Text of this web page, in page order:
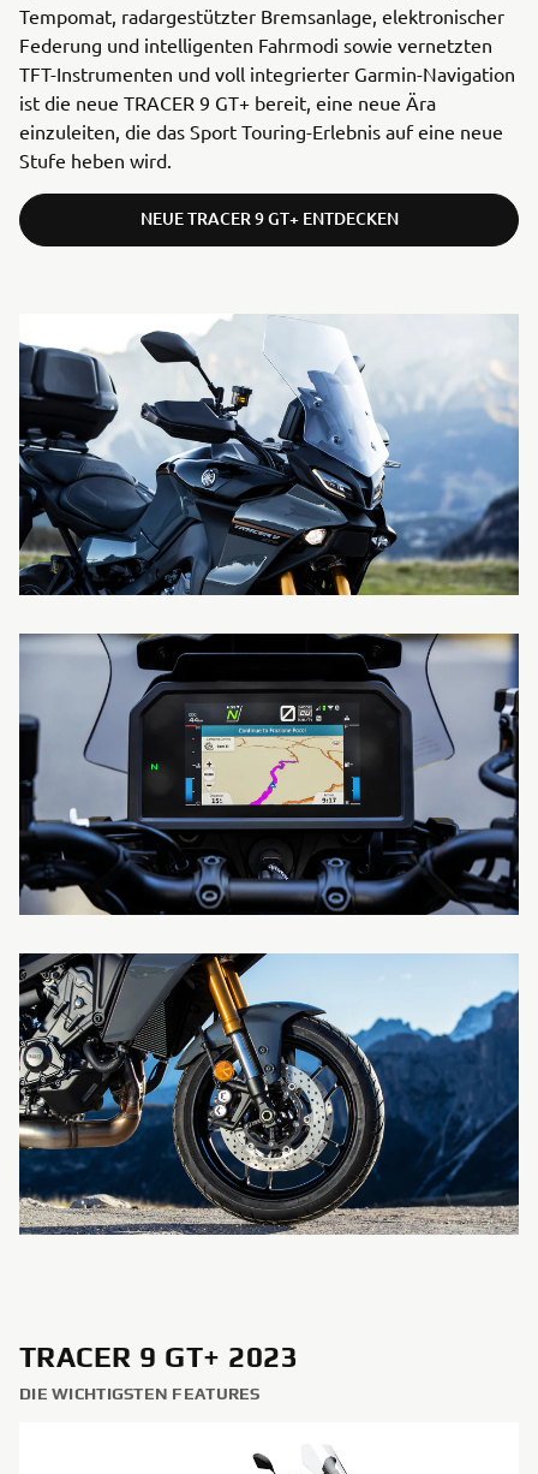
Tempomat, radargestützter Bremsanlage, elektronischer
Federung und intelligenten Fahrmodi sowie vernetzten
TFT-Instrumenten und voll integrierter Garmin-Navigation
ist die neue TRACER 9 GT+ bereit, eine neue Ära
einzuleiten, die das Sport Touring-Erlebnis auf eine neue
Stufe heben wird.
NEUE TRACER 9 GT+ ENTDECKEN
TRACER 9 GT+ 2023
DIE WICHTIGSTEN FEATURES